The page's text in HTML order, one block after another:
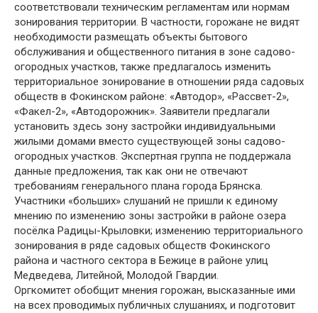
соответствовали техническим регламентам или нормам
зонирования территории. В частности, горожане не видят
необходимости размещать объекты бытового
обслуживания и общественного питания в зоне садово-
огородных участков, также предлагалось изменить
территориальное зонирование в отношении ряда садовых
обществ в Фокинском районе: «Автодор», «Рассвет-2»,
«Факел-2», «Автодорожник». Заявители предлагали
установить здесь зону застройки индивидуальными
жилыми домами вместо существующей зоны садово-
огородных участков. Экспертная группа не поддержала
данные предложения, так как они не отвечают
требованиям генерального плана города Брянска.
Участники «больших» слушаний не пришли к единому
мнению по изменению зоны застройки в районе озера
посёлка Радицы-Крыловки; изменению территориального
зонирования в ряде садовых обществ Фокинского
района и частного сектора в Бежице в районе улиц
Медведева, Литейной, Молодой Гвардии.
Оргкомитет обобщит мнения горожан, высказанные ими
на всех проводимых публичных слушаниях, и подготовит